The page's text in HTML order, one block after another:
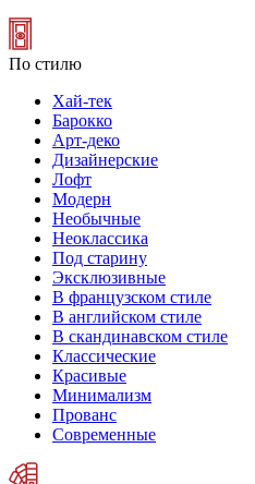
По стилю
Хай-тек
Барокко
Арт-деко
Дизайнерские
Лофт
Модерн
Необычные
Неоклассика
Под старину
Эксклюзивные
В французском стиле
В английском стиле
В скандинавском стиле
Классические
Красивые
Минимализм
Прованс
Современные